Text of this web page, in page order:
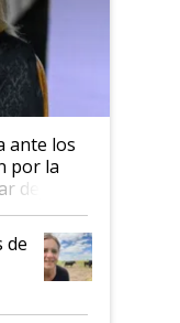
ante los
por la
dejó de
un
de